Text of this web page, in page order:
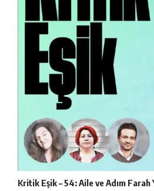
Kritik Eşik – 54: Aile ve Adım Farah